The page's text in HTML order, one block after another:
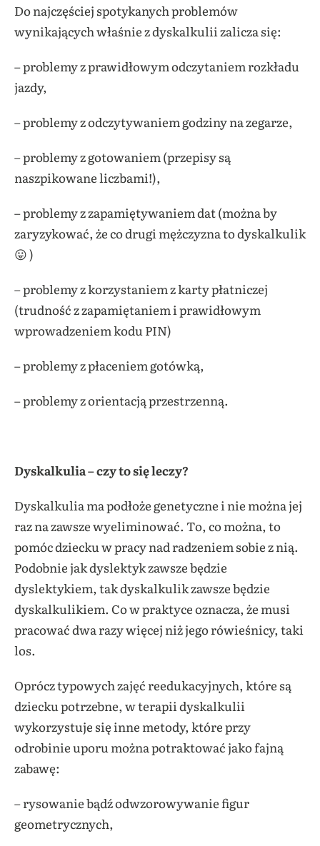
Do najczęściej spotykanych problemów
wynikających właśnie z dyskalkulii zalicza się:
– problemy z prawidłowym odczytaniem rozkładu
jazdy,
– problemy z odczytywaniem godziny na zegarze,
– problemy z gotowaniem (przepisy są
naszpikowane liczbami!),
– problemy z zapamiętywaniem dat (można by
zaryzykować, że co drugi mężczyzna to dyskalkulik
😛 )
– problemy z korzystaniem z karty płatniczej
(trudność z zapamiętaniem i prawidłowym
wprowadzeniem kodu PIN)
– problemy z płaceniem gotówką,
– problemy z orientacją przestrzenną.
Dyskalkulia – czy to się leczy?
Dyskalkulia ma podłoże genetyczne i nie można jej
raz na zawsze wyeliminować. To, co można, to
pomóc dziecku w pracy nad radzeniem sobie z nią.
Podobnie jak dyslektyk zawsze będzie
dyslektykiem, tak dyskalkulik zawsze będzie
dyskalkulikiem. Co w praktyce oznacza, że musi
pracować dwa razy więcej niż jego rówieśnicy, taki
los.
Oprócz typowych zajęć reedukacyjnych, które są
dziecku potrzebne, w terapii dyskalkulii
wykorzystuje się inne metody, które przy
odrobinie uporu można potraktować jako fajną
zabawę:
– rysowanie bądź odwzorowywanie figur
geometrycznych,